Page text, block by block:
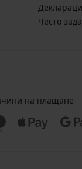
Често
на плащане